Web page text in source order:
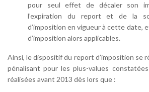
pour seul effet de décaler son
l’expiration du report et de la
d’imposition en vigueur à cette date,
d’imposition alors applicables.
Ainsi, le dispositif du report d’imposition se
pénalisant pour les plus-values
réalisées avant 2013 dès lors que :